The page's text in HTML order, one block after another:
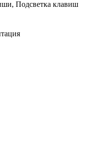
Подсветка клавиш